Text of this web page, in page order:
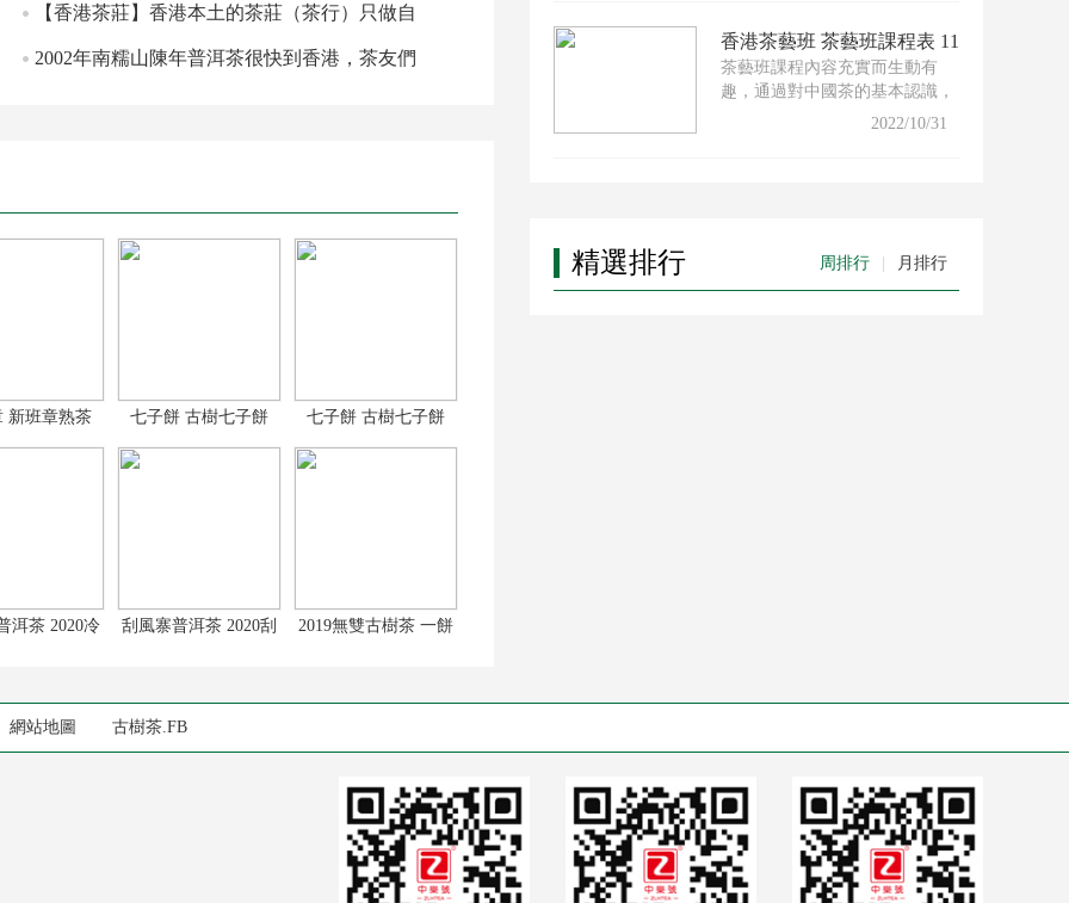
【香港茶莊】香港本土的茶莊（茶行）只做自
己也喝的普
2002年南糯山陳年普洱茶很快到香港，茶友們
新班章熟茶
新班章古
七子餅 古樹七子餅
2017古樹普洱
七子餅 古樹七子餅
2017古樹普洱
洱茶 2020冷
刮風寨普洱茶 2020刮
2019無雙古樹茶 一餅
香港茶藝班 茶藝班課程表 11
月份
茶藝班課程內容充實而生動有
趣，通過對中國茶的基本認識，
配以適合的茶具及沖泡技巧，
2022/10/31
精選排行 周排行 月排行
網站地圖 古樹茶.FB